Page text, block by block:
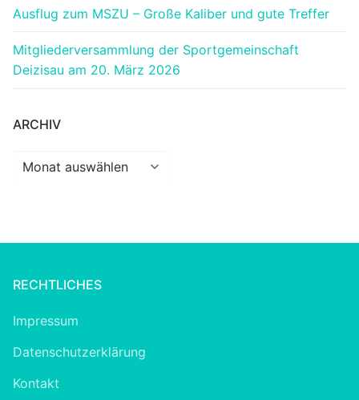
Ausflug zum MSZU – Große Kaliber und gute Treffer
Mitgliederversammlung der Sportgemeinschaft
Deizisau am 20. März 2026
ARCHIV
Archiv
RECHTLICHES
Impressum
Datenschutzerklärung
Kontakt